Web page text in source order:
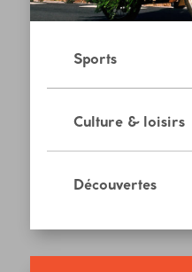
Sports
Culture & loisirs
Découvertes